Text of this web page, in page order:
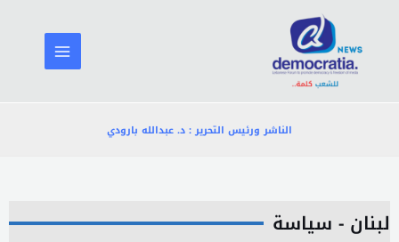
المحتوى
الناشر ورئيس التحرير : د. عبدالله بارودي
لبنان - سياسة